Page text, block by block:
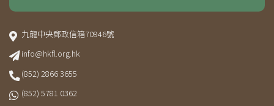
九龍中央郵政信箱70946號
info@hkfl.org.hk
(852) 2866 3655
(852) 5781 0362